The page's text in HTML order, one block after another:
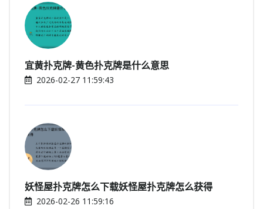
宜黄扑克牌-黄色扑克牌是什么意思
2026-02-27 11:59:43
妖怪屋扑克牌怎么下载妖怪屋扑克牌怎么获得
2026-02-26 11:59:16